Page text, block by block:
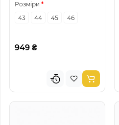
Розміри
43
44 45 46
949 ₴